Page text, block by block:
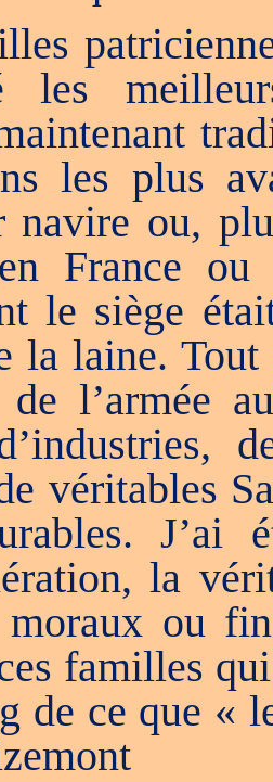
les
les plus
navire ou,
France
le siège
la laine.
l’armée
véritables
la
ou
familles
de ce que «